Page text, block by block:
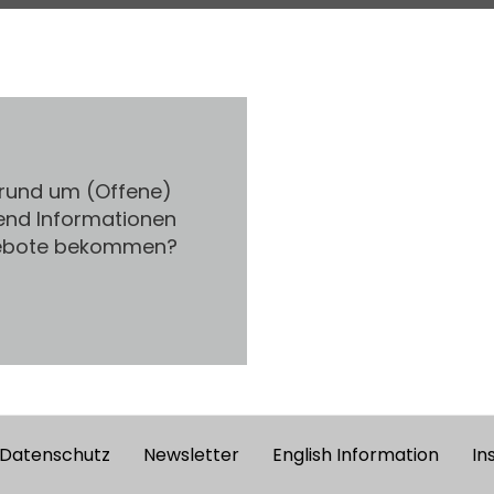
um (Offene)
Informationen
bekommen?
Datenschutz Newsletter English Information